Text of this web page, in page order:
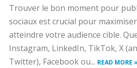
Trouver le bon moment pour
sociaux est crucial pour
atteindre votre audience cible.
Instagram, LinkedIn, TikTok, X
Twitter), Facebook ou... READ MORE »